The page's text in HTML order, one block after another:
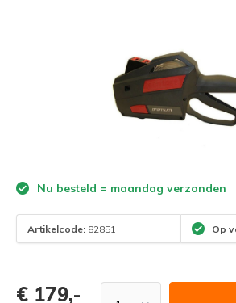
Nu besteld = maandag verzonden
Artikelcode: 82851 Op
€ 179,-